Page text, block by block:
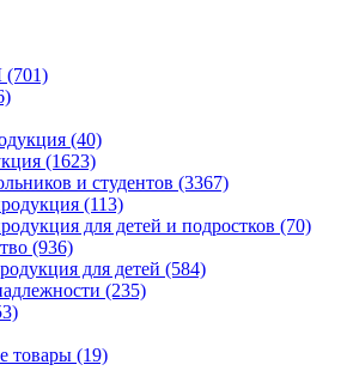
(701)
(40)
(1623)
и студентов (3367)
(113)
для детей и подростков (70)
(936)
для детей (584)
(235)
товары (19)